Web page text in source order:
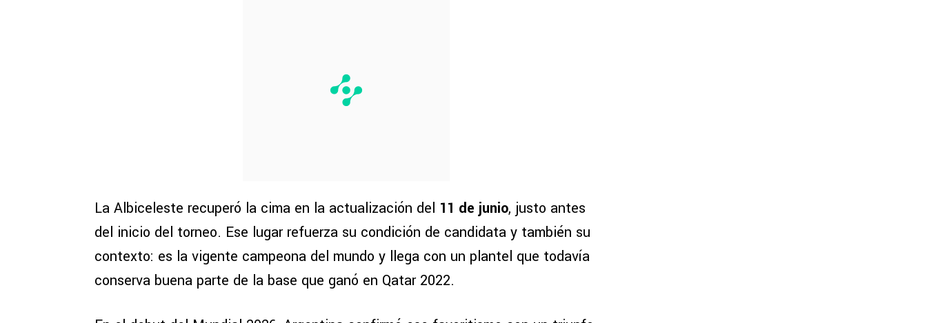
La Albiceleste recuperó la cima en la actualización del 11 de junio, justo antes
del inicio del torneo. Ese lugar refuerza su condición de candidata y también su
contexto: es la vigente campeona del mundo y llega con un plantel que todavía
conserva buena parte de la base que ganó en Qatar 2022.